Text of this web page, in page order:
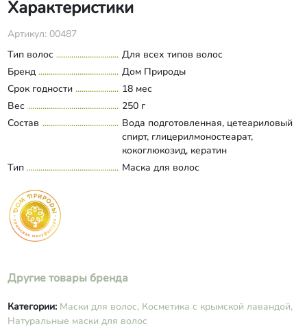
Характеристики
Артикул: 00487
Тип волос
Для всех типов волос
Бренд
Дом Природы
Срок годности
18 мес
Вес
250 г
Состав
Вода подготовленная, цетеариловый
спирт, глицерилмоностеарат,
кокоглюкозид, кератин
гидролизованный, гидролизованные
дегидроуксусная кислота, бензойная
кислота, сорбиновая кислота,
эфирные масла лаванды, иланг-
иланга, витамин РР.
Развернуть состав
Тип Маска для волос
Другие товары бренда
Категории: Маски для волос, Косметика с крымской лавандой,
Натуральные маски для волос